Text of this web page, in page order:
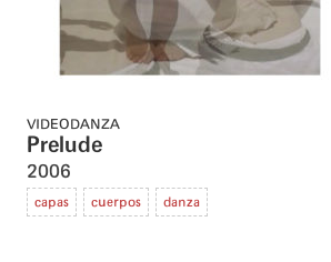
VIDEODANZA
Prelude
2006
capas cuerpos danza